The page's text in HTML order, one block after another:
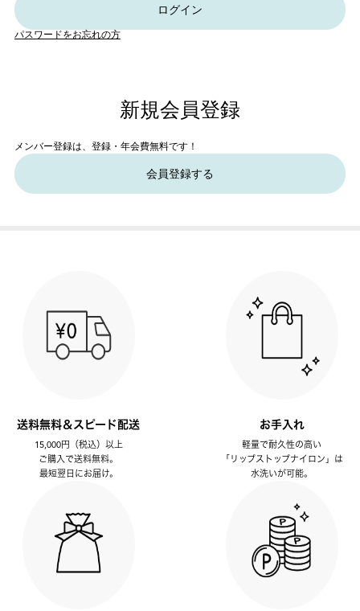
ログイン
パスワードをお忘れの方
新規会員登録
メンバー登録は、登録・年会費無料です！
会員登録する
送料無料＆スピード配送
15,000円（税込）以上
ご購入で送料無料。
最短翌日にお届け。
お手入れ
軽量で耐久性の高い
「リップストップナイロン」は
水洗いが可能。